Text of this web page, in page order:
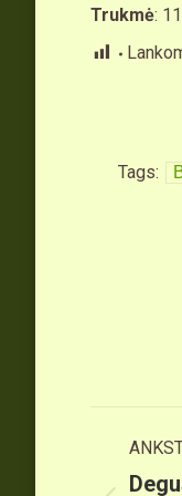
Trukmė:
Tags:
Post